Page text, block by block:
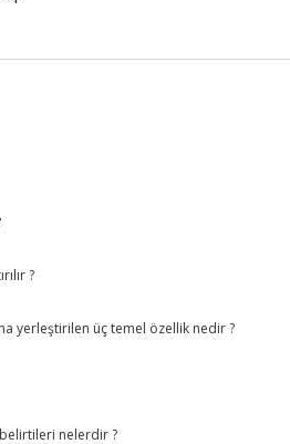
?
yerleştirilen üç temel özellik nedir ?
nelerdir ?